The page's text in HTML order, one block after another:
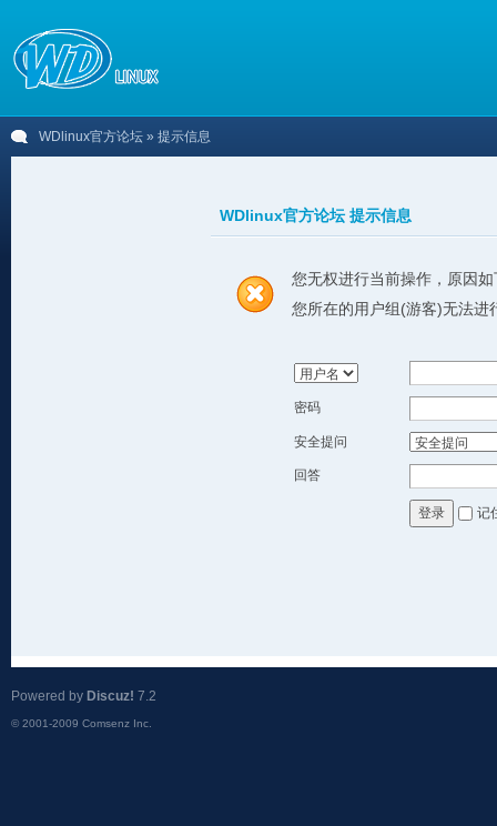
WDlinux官方论坛 » 提示信息
WDlinux官方论坛 提示信息
您无权进行当前操作，原因如
您所在的用户组(游客)无法进
密码
安全提问
回答
登录 记
Powered by Discuz! 7.2
© 2001-2009 Comsenz Inc.